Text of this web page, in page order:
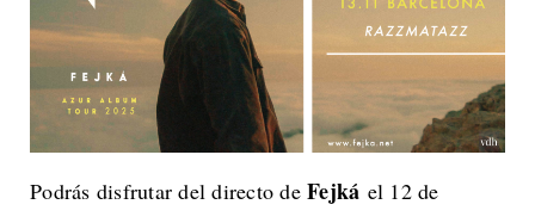
Podrás disfrutar del directo de Fejká el 12 de